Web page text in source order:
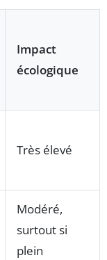
Impact
écologique
Très élevé
Modéré,
surtout si
plein